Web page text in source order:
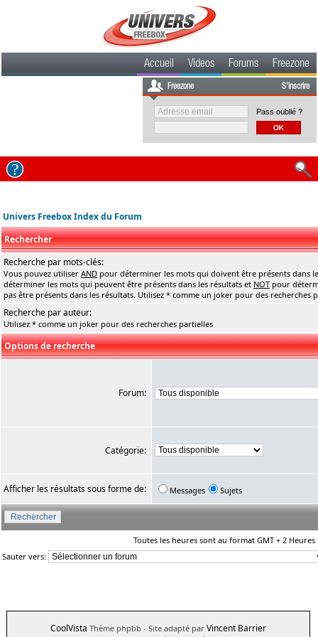
Accueil Videos Forums Freezone
Freezone S'inscrire
Pass oublié ?
Univers Freebox Index du Forum
Rechercher
Recherche par mots-clés:
Vous pouvez utiliser AND pour déterminer les mots qui doivent être présents dans
déterminer les mots qui peuvent être présents dans les résultats et NOT pour
pas être présents dans les résultats. Utilisez * comme un joker pour des recherches
Recherche par auteur:
Utilisez * comme un joker pour des recherches partielles
Options de recherche
Forum:
Catégorie:
Afficher les résultats sous forme de: Messages Sujets
Toutes les heures sont au format GMT + 2 Heures
Sauter vers:
CoolVista Thème phpbb - Site adapté par Vincent Barrier